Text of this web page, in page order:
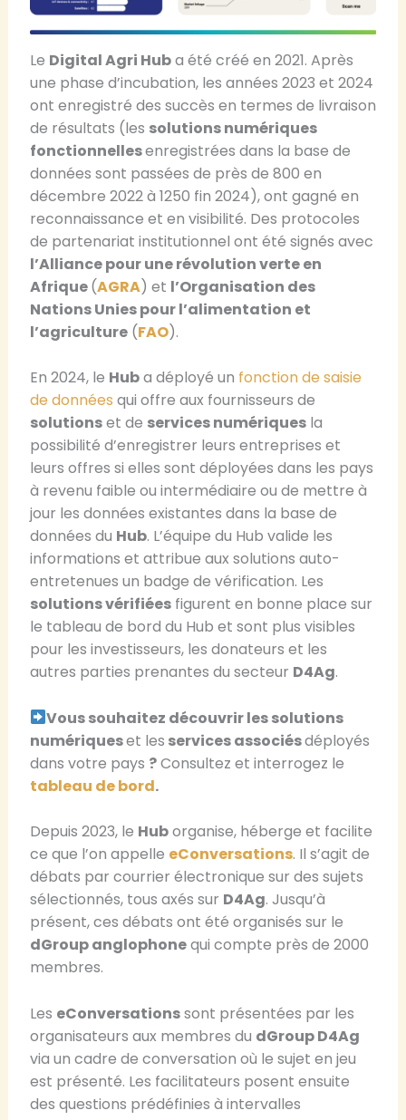
Le Digital Agri Huba été créé en 2021. Après
une phase d’incubation, les années 2023 et 2024
ont enregistré des succès en termes de livraison
de résultats (les solutions numériques
fonctionnellesenregistrées dans la base de
données sont passées de près de 800 en
décembre 2022 à 1250 fin 2024), ont gagné en
reconnaissance et en visibilité. Des protocoles
de partenariat institutionnel ont été signés avec
l’Alliance pour une révolution verte en
Afrique(AGRA) et l’Organisation des
Nations Unies pour l’alimentation et
l’agriculture(FAO).
En 2024, le Huba déployé un fonction de saisie
de données qui offre aux fournisseurs de
solutionset de services numériquesla
possibilité d’enregistrer leurs entreprises et
leurs offres si elles sont déployées dans les pays
à revenu faible ou intermédiaire ou de mettre à
jour les données existantes dans la base de
données du Hub. L’équipe du Hub valide les
informations et attribue aux solutions auto-
entretenues un badge de vérification. Les
solutions vérifiéesfigurent en bonne place sur
le tableau de bord du Hub et sont plus visibles
pour les investisseurs, les donateurs et les
autres parties prenantes du secteur D4Ag.
Vous souhaitez découvrir les solutions
numériqueset les services associésdéployés
dans votre pays ?Consultez et interrogez le
tableau de bord.
Depuis 2023, le Huborganise, héberge et facilite
ce que l’on appelle eConversations. Il s’agit de
débats par courrier électronique sur des sujets
sélectionnés, tous axés sur D4Ag. Jusqu’à
présent, ces débats ont été organisés sur le
dGroup anglophonequi compte près de 2000
membres.
Les eConversationssont présentées par les
organisateurs aux membres du dGroup D4Ag
via un cadre de conversation où le sujet en jeu
est présenté. Les facilitateurs posent ensuite
des questions prédéfinies à intervalles